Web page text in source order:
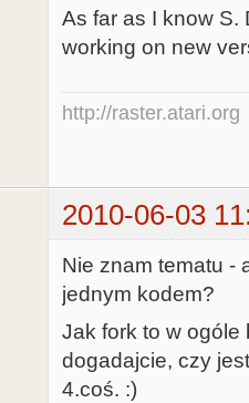
As far as I know S.
working on new
http://raster.atari.org
2010-06-03
Nie znam tematu -
jednym kodem?
Jak fork to w ogóle
dogadajcie, czy
4.coś. :)